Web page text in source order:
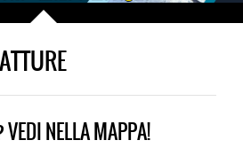
NELLA MAPPA!